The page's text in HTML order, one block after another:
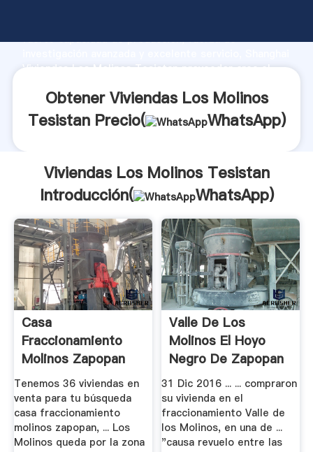
fuerte capacidad de producción, fuerza de
Viviendas Los Molinos Tesistan proveedor crea el
Obtener Viviendas Los Molinos
Tesistan Precio(
WhatsApp)
Viviendas Los Molinos Tesistan
Introducción(
WhatsApp)
Casa
Fraccionamiento
Molinos Zapopan
Trovit
Tenemos 36 viviendas en
venta para tu búsqueda
casa fraccionamiento
molinos zapopan, ... Los
Molinos queda por la zona
Valle De Los
Molinos El Hoyo
Negro De Zapopan
Hemeroteca.
31 Dic 2016 ... ... compraron
su vivienda en el
fraccionamiento Valle de
los Molinos, en una de ...
"causa revuelo entre las